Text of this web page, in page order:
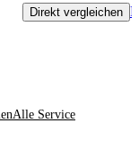
Direkt vergleichen
Alle Service